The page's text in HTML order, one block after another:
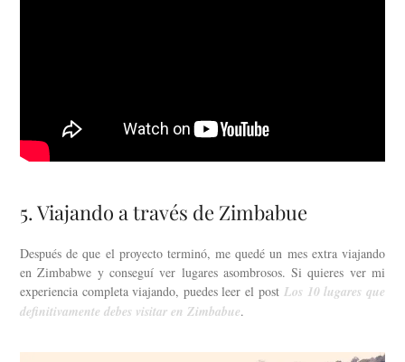
5. Viajando a través de Zimbabue
Después de que el proyecto terminó, me quedé un mes extra viajando
en Zimbabwe y conseguí ver lugares asombrosos. Si quieres ver mi
experiencia completa viajando, puedes leer el postLos 10 lugares que
definitivamente debes visitar en Zimbabue.